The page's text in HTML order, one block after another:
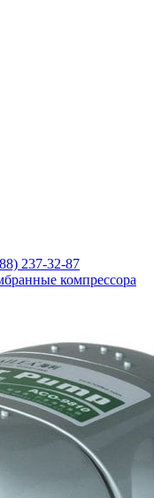
237-32-87
компрессора